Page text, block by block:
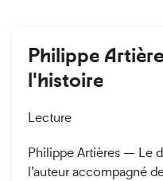
Philippe
l'histoire
Lecture
Philippe Artières — Le
l’auteur accompagné